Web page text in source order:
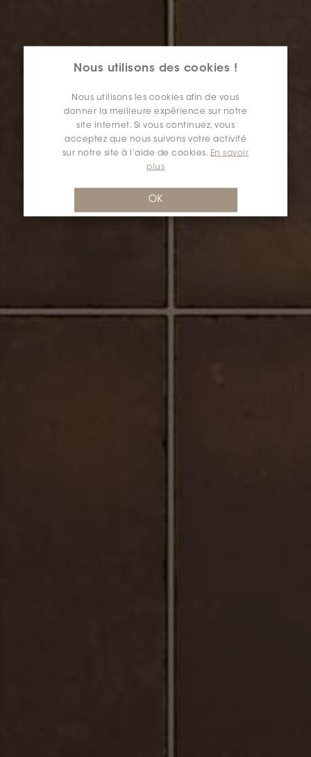
Nous utilisons des cookies !
Nous utilisons les cookies afin de vous
donner la meilleure expérience sur notre
site internet. Si vous continuez, vous
acceptez que nous suivons votre activité
sur notre site à l’aide de cookies. En savoir
plus
OK